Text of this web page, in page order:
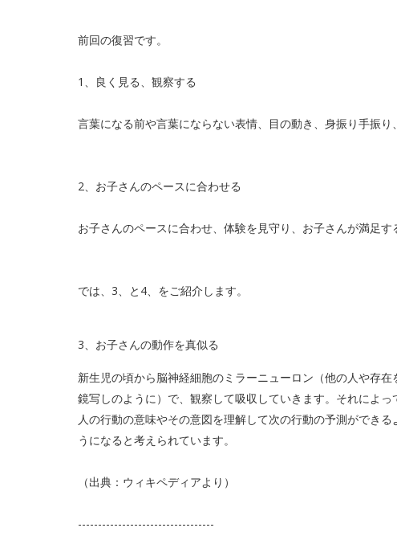
前回の復習です。
1、良く見る、観察する
言葉になる前や言葉にならない表情、目の動き、身振り手振り
2、お子さんのペースに合わせる
お子さんのペースに合わせ、体験を見守り、お子さんが満足す
では、3、と4、をご紹介します。
3、お子さんの動作を真似る
新生児の頃から脳神経細胞のミラーニューロン（他の人や存在
鏡写しのように）で、観察して吸収していきます。それによっ
人の行動の意味やその意図を理解して次の行動の予測ができる
うになると考えられています。
（出典：ウィキペディアより）
----------------------------------